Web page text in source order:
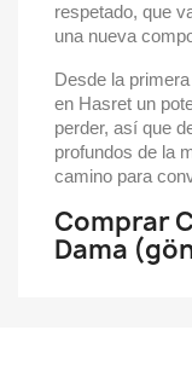
respetado, que
una nueva
Desde la
en Hasret un
perder, así que
profundos de la
camino para
Comprar
Dama